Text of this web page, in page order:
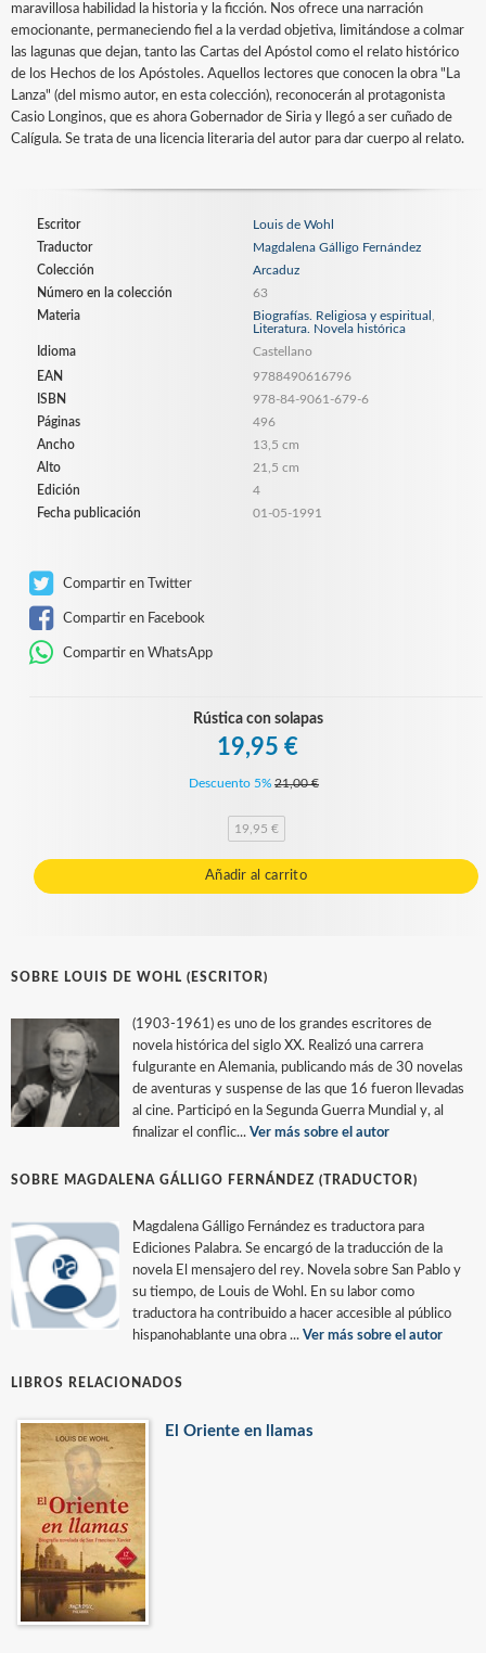
maravillosa habilidad la historia y la ficción. Nos ofrece una narración
emocionante, permaneciendo fiel a la verdad objetiva, limitándose a colmar
las lagunas que dejan, tanto las Cartas del Apóstol como el relato histórico
de los Hechos de los Apóstoles. Aquellos lectores que conocen la obra "La
Lanza" (del mismo autor, en esta colección), reconocerán al protagonista
Casio Longinos, que es ahora Gobernador de Siria y llegó a ser cuñado de
Calígula. Se trata de una licencia literaria del autor para dar cuerpo al relato.
Escritor
Louis de Wohl
Traductor
Magdalena Gálligo Fernández
Colección
Arcaduz
Número en la colección
63
Materia
Biografías. Religiosa y espiritual
Literatura. Novela histórica
Idioma
Castellano
EAN
9788490616796
ISBN
978-84-9061-679-6
Páginas
496
Ancho
13,5 cm
Alto
21,5 cm
Edición
4
Fecha publicación
01-05-1991
Compartir en Twitter
Compartir en Facebook
Compartir en WhatsApp
Rústica con solapas
19,95 €
Descuento 5% 21,00 €
19,95 €
Añadir al carrito
SOBRE LOUIS DE WOHL (ESCRITOR)
(1903-1961) es uno de los grandes escritores de
novela histórica del siglo XX. Realizó una carrera
fulgurante en Alemania, publicando más de 30 novelas
de aventuras y suspense de las que 16 fueron llevadas
al cine. Participó en la Segunda Guerra Mundial y, al
finalizar el conflic... Ver más sobre el autor
SOBRE MAGDALENA GÁLLIGO FERNÁNDEZ (TRADUCTOR)
Magdalena Gálligo Fernández es traductora para
Ediciones Palabra. Se encargó de la traducción de la
novela El mensajero del rey. Novela sobre San Pablo y
su tiempo, de Louis de Wohl. En su labor como
traductora ha contribuido a hacer accesible al público
hispanohablante una obra ... Ver más sobre el autor
LIBROS RELACIONADOS
El Oriente en llamas